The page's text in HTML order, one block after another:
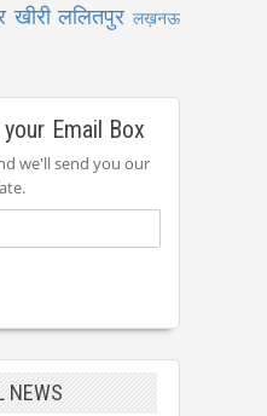
खीरी ललितपुर लख़नऊ
Email Box
we'll send you our
NEWS